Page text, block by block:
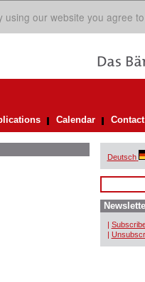
our website you agree
Calendar Contact
Deutsch
|
|